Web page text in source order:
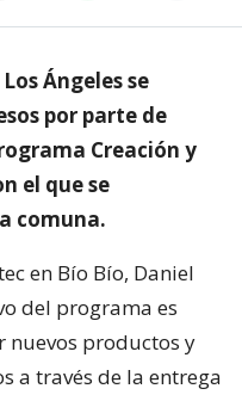
Ángeles se
por parte de
Creación y
el que se
comuna.
en Bío Bío, Daniel
del programa es
nuevos productos y
a través de la entrega